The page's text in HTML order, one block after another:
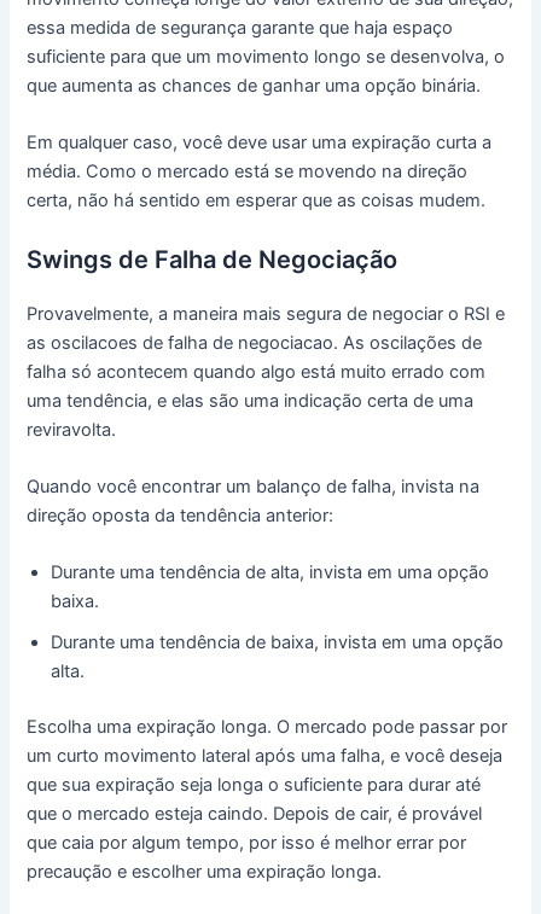
essa medida de segurança garante que haja espaço
suficiente para que um movimento longo se desenvolva, o
que aumenta as chances de ganhar uma opção binária.
Em qualquer caso, você deve usar uma expiração curta a
média. Como o mercado está se movendo na direção
certa, não há sentido em esperar que as coisas mudem.
Swings de Falha de Negociação
Provavelmente, a maneira mais segura de negociar o RSI e
as oscilacoes de falha de negociacao. As oscilações de
falha só acontecem quando algo está muito errado com
uma tendência, e elas são uma indicação certa de uma
reviravolta.
Quando você encontrar um balanço de falha, invista na
direção oposta da tendência anterior:
Durante uma tendência de alta, invista em uma opção
baixa.
Durante uma tendência de baixa, invista em uma opção
alta.
Escolha uma expiração longa. O mercado pode passar por
um curto movimento lateral após uma falha, e você deseja
que sua expiração seja longa o suficiente para durar até
que o mercado esteja caindo. Depois de cair, é provável
que caia por algum tempo, por isso é melhor errar por
precaução e escolher uma expiração longa.